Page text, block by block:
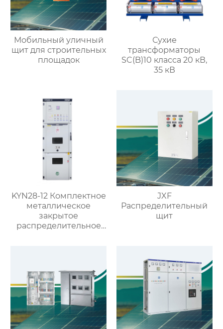
Мобильный уличный
щит для строительных
площадок
Сухие
трансформаторы
SC(B)10 класса 20 кВ,
35 кВ
KYN28-12 Комплектное
металлическое
закрытое
распределительное
JXF
Распределительный
щит